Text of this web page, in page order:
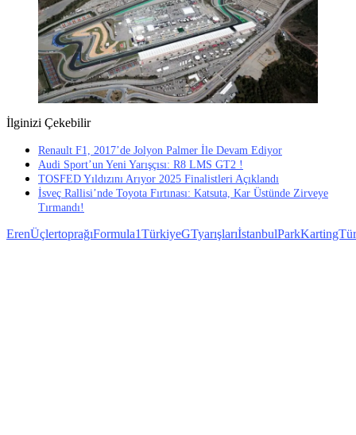
İlginizi Çekebilir
Renault F1, 2017’de Jolyon Palmer İle Devam Ediyor
Audi Sport’un Yeni Yarışçısı: R8 LMS GT2 !
TOSFED Yıldızını Arıyor 2025 Finalistleri Açıklandı
İsveç Rallisi’nde Toyota Fırtınası: Katsuta, Kar Üstünde Zirveye
Tırmandı!
ErenÜçlertoprağıFormula1TürkiyeGTyarışlarıİstanbulPark